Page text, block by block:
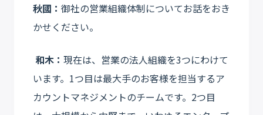
秋國： 御社の営業組織体制についてお話をおき
かせください。
和木： 現在は、営業の法人組織を3つにわけて
います。1つ目は最大手のお客様を担当するア
カウントマネジメントのチームです。2つ目